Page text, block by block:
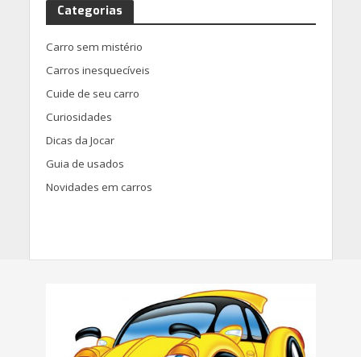
Categorias
Carro sem mistério
Carros inesquecíveis
Cuide de seu carro
Curiosidades
Dicas da Jocar
Guia de usados
Novidades em carros